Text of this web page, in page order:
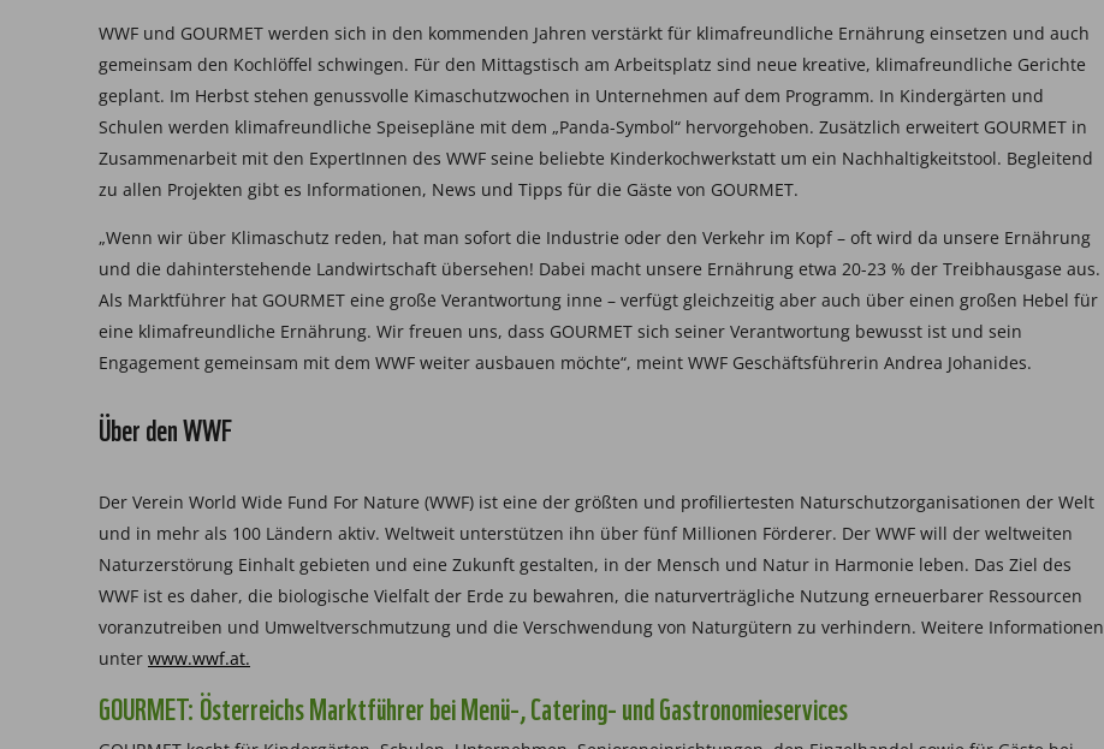
WWF und GOURMET werden sich in den kommenden Jahren verstärkt für klimafreundliche Ernährung einsetzen und auch
gemeinsam den Kochlöffel schwingen. Für den Mittagstisch am Arbeitsplatz sind neue kreative, klimafreundliche Gerichte
geplant. Im Herbst stehen genussvolle Kimaschutzwochen in Unternehmen auf dem Programm. In Kindergärten und
Schulen werden klimafreundliche Speisepläne mit dem „Panda-Symbol“ hervorgehoben. Zusätzlich erweitert GOURMET in
Zusammenarbeit mit den ExpertInnen des WWF seine beliebte Kinderkochwerkstatt um ein Nachhaltigkeitstool. Begleitend
zu allen Projekten gibt es Informationen, News und Tipps für die Gäste von GOURMET.
„Wenn wir über Klimaschutz reden, hat man sofort die Industrie oder den Verkehr im Kopf – oft wird da unsere Ernährung
und die dahinterstehende Landwirtschaft übersehen! Dabei macht unsere Ernährung etwa 20-23 % der Treibhausgase aus.
Als Marktführer hat GOURMET eine große Verantwortung inne – verfügt gleichzeitig aber auch über einen großen Hebel für
eine klimafreundliche Ernährung. Wir freuen uns, dass GOURMET sich seiner Verantwortung bewusst ist und sein
Engagement gemeinsam mit dem WWF weiter ausbauen möchte“, meint WWF Geschäftsführerin Andrea Johanides.
Über den WWF
Der Verein World Wide Fund For Nature (WWF) ist eine der größten und profiliertesten Naturschutzorganisationen der Welt
und in mehr als 100 Ländern aktiv. Weltweit unterstützen ihn über fünf Millionen Förderer. Der WWF will der weltweiten
Naturzerstörung Einhalt gebieten und eine Zukunft gestalten, in der Mensch und Natur in Harmonie leben. Das Ziel des
WWF ist es daher, die biologische Vielfalt der Erde zu bewahren, die naturverträgliche Nutzung erneuerbarer Ressourcen
voranzutreiben und Umweltverschmutzung und die Verschwendung von Naturgütern zu verhindern. Weitere Informationen
unter www.wwf.at.
GOURMET: Österreichs Marktführer bei Menü-, Catering- und Gastronomieservices